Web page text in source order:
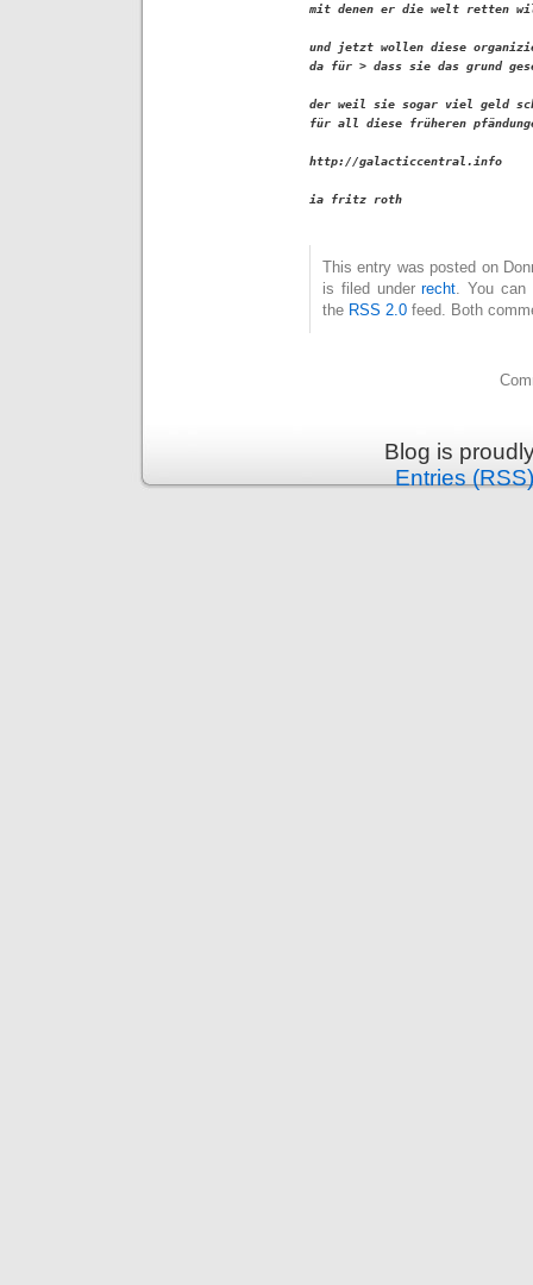
mit denen er die welt retten
und jetzt wollen diese
da für > dass sie das grund
der weil sie sogar viel geld
für all diese früheren
http://galacticcentral.info
ia fritz roth
This entry was posted on
is filed underrecht . You
the RSS 2.0 feed. Both
Blog is
Entries (RSS)